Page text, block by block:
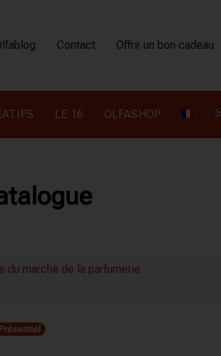
Contact Offrir un bon cadeau
LE 16 OLFASHOP
du marché de la parfumerie
Présentiel